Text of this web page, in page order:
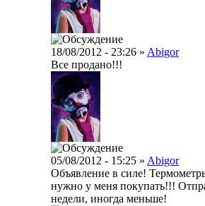
18/08/2012 - 23:26 » Abigor
Все продано!!!
05/08/2012 - 15:25 » Abigor
Объявление в силе!
нужно у меня покупать!!!
недели, иногда меньше!